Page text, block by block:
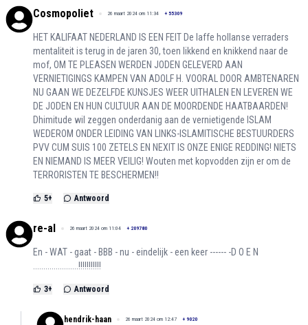
Cosmopoliet 26 maart 2024 om 11:34 + 55309
HET KALIFAAT NEDERLAND IS EEN FEIT De laffe hollanse verraders
mentaliteit is terug in de jaren 30, toen likkend en knikkend naar de
mof, OM TE PLEASEN WERDEN JODEN GELEVERD AAN
VERNIETIGINGS KAMPEN VAN ADOLF H. VOORAL DOOR AMBTENAREN
NU GAAN WE DEZELFDE KUNSJES WEER UITHALEN EN LEVEREN WE
DE JODEN EN HUN CULTUUR AAN DE MOORDENDE HAATBAARDEN!
Dhimitude wil zeggen onderdanig aan de vernietigende ISLAM
WEDEROM ONDER LEIDING VAN LINKS-ISLAMITISCHE BESTUURDERS
PVV CUM SUIS 100 ZETELS EN NEXIT IS ONZE ENIGE REDDING! NIETS
EN NIEMAND IS MEER VEILIG! Wouten met kopvodden zijn er om de
TERRORISTEN TE BESCHERMEN!!
5+ Antwoord
re-al 26 maart 2024 om 11:04 + 209780
En - WAT - gaat - BBB - nu - eindelijk - een keer ------ -D O E N
......................!!!!!!!!!!!
3+ Antwoord
hendrik-haan 26 maart 2024 om 12:47 + 9020